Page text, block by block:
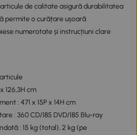
de calitate asigură durabilitatea
permite o curățare ușoară
numerotate și instrucțiuni clare
126,3H cm
: 47l x 15P x 14H cm
: 360 CD/185 DVD/185 Blu-ray
: 15 kg (total), 2 kg (pe